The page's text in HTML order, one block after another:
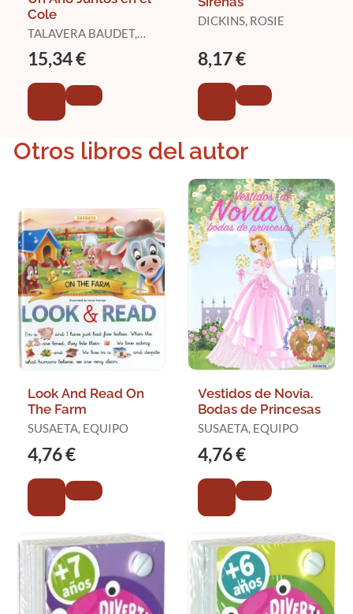
Cole
TALAVERA BAUDET,
15,34 €
DICKINS, ROSIE
8,17 €
Otros libros del autor
Look And Read On
The Farm
SUSAETA, EQUIPO
4,76 €
Vestidos de Novia.
Bodas de Princesas
SUSAETA, EQUIPO
4,76 €